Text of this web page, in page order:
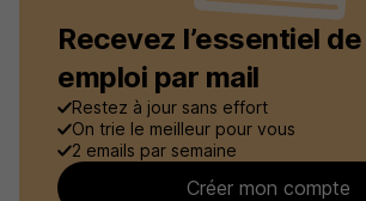
Recevez l’essentiel de
emploi par mail
Restez à jour sans effort
On trie le meilleur pour vous
2 emails par semaine
Créer mon compte